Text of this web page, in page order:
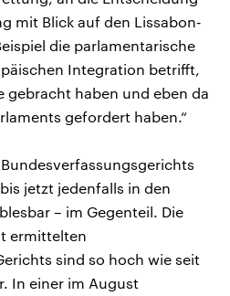
mit Blick auf den Lissabon-
die parlamentarische
Integration betrifft,
haben und eben da
gefordert haben.“
jetzt jedenfalls in den
– im Gegenteil. Die
ermittelten
sind so hoch wie seit
In einer im August